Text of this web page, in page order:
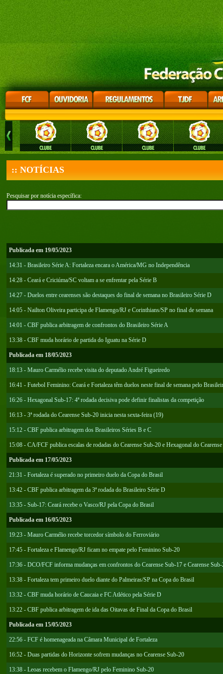
:: NOTÍCIAS
Pesquisar por notícia específica:
Publicada em 19/05/2023
14:31 - Brasileiro Série A: Fortaleza encara o América/MG no Independência
14:28 - Ceará e Criciúma/SC voltam a se enfrentar pela Série B
14:27 - Duelos entre cearenses são destaques do final de semana no Brasileiro Série D
14:05 - Nailton Oliveira participa de Flamengo/RJ e Corinthians/SP no final de semana
14:01 - CBF publica arbitragem de confrontos do Brasileiro Série A
13:38 - CBF muda horário de partida do Iguatu na Série D
Publicada em 18/05/2023
18:13 - Mauro Carmélio recebe visita do deputado André Figueiredo
16:41 - Futebol Feminino: Ceará e Fortaleza têm duelos neste final de semana pelo
16:26 - Hexagonal Sub-17: 4ª rodada decisiva pode definir finalistas da competição
16:13 - 3ª rodada do Cearense Sub-20 inicia nesta sexta-feira (19)
15:12 - CBF publica arbitragem dos Brasileiros Séries B e C
15:08 - CA/FCF publica escalas de rodadas do Cearense Sub-20 e Hexagonal do
Publicada em 17/05/2023
21:31 - Fortaleza é superado no primeiro duelo da Copa do Brasil
13:42 - CBF publica arbitragem da 3ª rodada do Brasileiro Série D
13:35 - Sub-17: Ceará recebe o Vasco/RJ pela Copa do Brasil
Publicada em 16/05/2023
19:23 - Mauro Carmélio recebe torcedor símbolo do Ferroviário
17:45 - Fortaleza e Flamengo/RJ ficam no empate pelo Feminino Sub-20
17:36 - DCO/FCF informa mudanças em confrontos do Cearense Sub-17 e Cearense
13:38 - Fortaleza tem primeiro duelo diante do Palmeiras/SP na Copa do Brasil
13:32 - CBF muda horário de Caucaia e FC Atlético pela Série D
13:22 - CBF publica arbitragem de ida das Oitavas de Final da Copa do Brasil
Publicada em 15/05/2023
22:56 - FCF é homenageada na Câmara Municipal de Fortaleza
16:52 - Duas partidas do Horizonte sofrem mudanças no Cearense Sub-20
13:38 - Leoas recebem o Flamengo/RJ pelo Feminino Sub-20